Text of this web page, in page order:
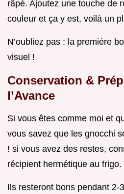
râpé. Ajoutez une touche de
couleur et ça y est, voilà un
N’oubliez pas : la première
visuel !
Conservation &
l’Avance
Si vous êtes comme moi et
vous savez que les gnocchi
! si vous avez des restes,
récipient hermétique au frigo.
Ils resteront bons pendant 2-